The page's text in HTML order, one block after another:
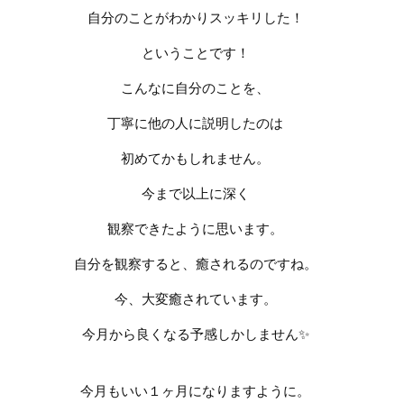
自分のことがわかりスッキリした！
ということです！
こんなに自分のことを、
丁寧に他の人に説明したのは
初めてかもしれません。
今まで以上に深く
観察できたように思います。
自分を観察すると、癒されるのですね。
今、大変癒されています。
今月から良くなる予感しかしません✨
今月もいい１ヶ月になりますように。